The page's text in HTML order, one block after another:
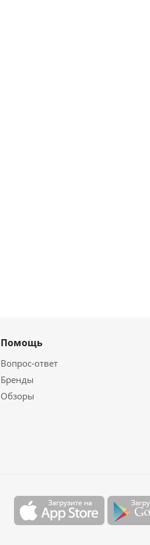
Помощь
Вопрос-ответ
Бренды
Обзоры